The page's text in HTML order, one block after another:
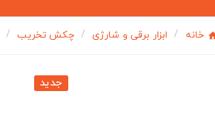
خانه ابزار برقی و شارژی چکش تخریب
جدید